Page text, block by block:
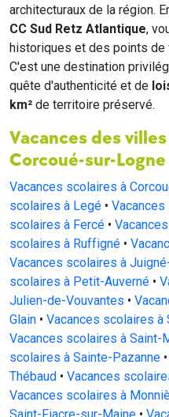
architecturaux de la région.
CC Sud Retz Atlantique,
historiques et des points de
C'est une destination
quête d'authenticité et de
km² de territoire préservé.
Vacances des
Corcoué-sur-Logne
Vacances scolaires à
scolaires à Legé •
scolaires à Fercé •
scolaires à Ruffigné •
Vacances scolaires à
scolaires à Petit-Auverné •
Julien-de-Vouvantes •
Glain • Vacances scolaires à
Vacances scolaires à Saint-
scolaires à Sainte-Pazanne •
Thébaud • Vacances
Vacances scolaires à